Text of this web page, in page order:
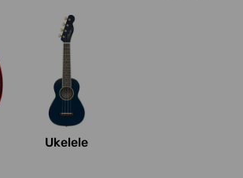
Ukelele